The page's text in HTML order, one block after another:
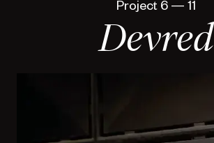
Project 6 — 11
Devred